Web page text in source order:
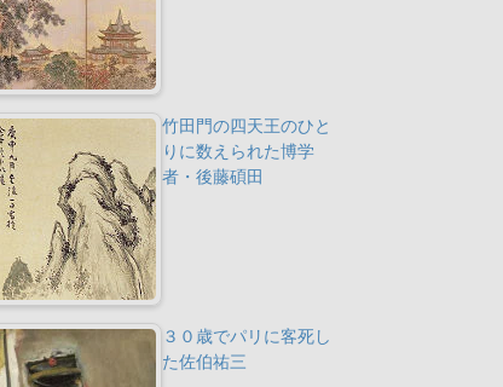
竹田門の四天王のひと
りに数えられた博学
者・後藤碩田
３０歳でパリに客死し
た佐伯祐三